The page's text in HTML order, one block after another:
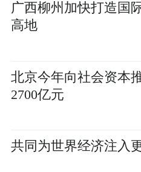
广西柳州加快打造国
高地
北京今年向社会资本
2700亿元
共同为世界经济注入